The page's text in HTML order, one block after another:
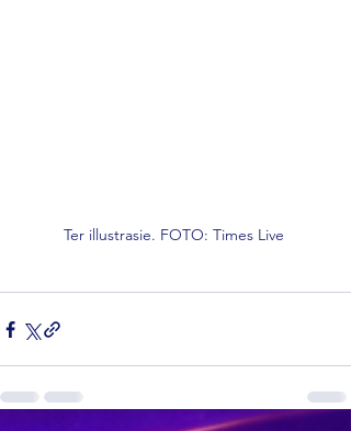
Ter illustrasie. FOTO: Times Live